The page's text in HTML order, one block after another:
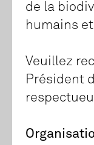
de la
humains
Veuillez
Président